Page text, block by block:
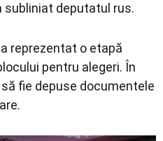
subliniat deputatul rus.
reprezentat o etapă
pentru alegeri. În
fie depuse documentele